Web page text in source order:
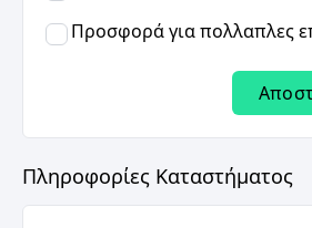
Προσφορά για πολλαπλες
Πληροφορίες Καταστήματος